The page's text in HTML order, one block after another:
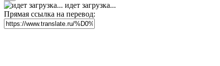
идет загрузка...
Прямая ссылка на перевод: